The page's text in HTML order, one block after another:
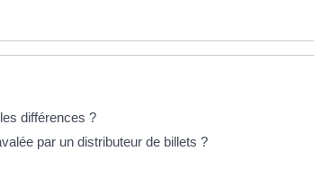
différences ?
par un distributeur de billets ?